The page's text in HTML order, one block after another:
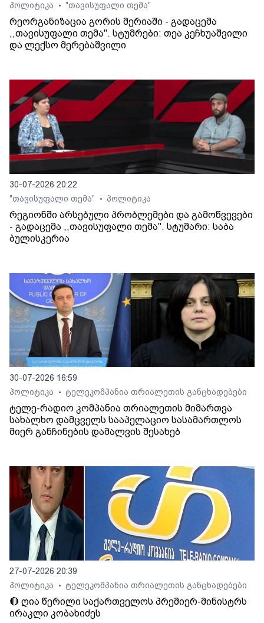
პოლიტიკა
• "თავისუფალი თემა"
რეორგანიზაცია გორის მერიაში - გადაცემა
,,თავისუფალი თემა". სტუმრები: თეა კეჩხუაშვილი
და ლექსო მერებაშვილი
30-07-2026 20:22
"თავისუფალი თემა"
• პოლიტიკა
რეგიონში არსებული პრობლემები და გამოწვევები
- გადაცემა ,,თავისუფალი თემა". სტუმარი: საბა
ბულისკერია
30-07-2026 16:59
პოლიტიკა
• ტელეკომპანია თრიალეთის განცხადებები
ტელე-რადიო კომპანია თრიალეთის მიმართვა
სახალხო დამცველს სააპელაციო სასამართლოს
მიერ განჩინების დამალვის შესახებ
27-07-2026 20:39
პოლიტიკა
• ტელეკომპანია თრიალეთის განცხადებები
🔴 ღია წერილი საქართველოს პრემიერ-მინისტრს
ირაკლი კობახიძეს